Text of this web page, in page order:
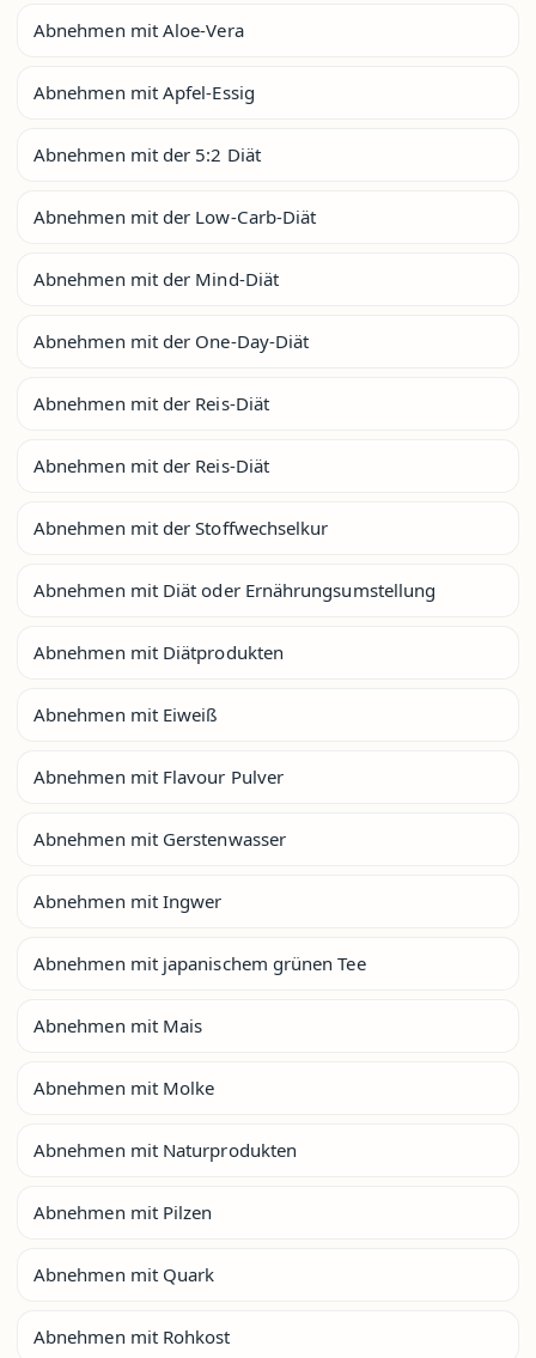
Abnehmen mit Aloe-Vera
Abnehmen mit Apfel-Essig
Abnehmen mit der 5:2 Diät
Abnehmen mit der Low-Carb-Diät
Abnehmen mit der Mind-Diät
Abnehmen mit der One-Day-Diät
Abnehmen mit der Reis-Diät
Abnehmen mit der Reis-Diät
Abnehmen mit der Stoffwechselkur
Abnehmen mit Diät oder Ernährungsumstellung
Abnehmen mit Diätprodukten
Abnehmen mit Eiweiß
Abnehmen mit Flavour Pulver
Abnehmen mit Gerstenwasser
Abnehmen mit Ingwer
Abnehmen mit japanischem grünen Tee
Abnehmen mit Mais
Abnehmen mit Molke
Abnehmen mit Naturprodukten
Abnehmen mit Pilzen
Abnehmen mit Quark
Abnehmen mit Rohkost